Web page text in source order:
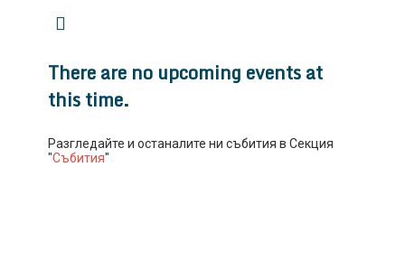
There are no upcoming events at
this time.
Разгледайте и останалите ни събития в Секция
"Събития"